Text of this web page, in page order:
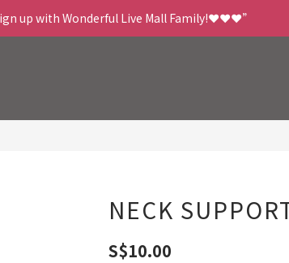
up with Wonderful Live Mall Family!❤️❤️❤️”
NECK
S$10.00